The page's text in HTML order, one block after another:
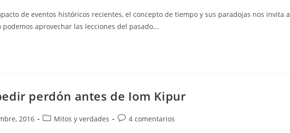
la
entrada:
la
entrada:
de eventos históricos recientes, el concepto de tiempo y sus paradojas nos invita a
aprovechar las lecciones del pasado…
perdón antes de Iom Kipur
2016
Categoría
Mitos y verdades
Comentarios
4 comentarios